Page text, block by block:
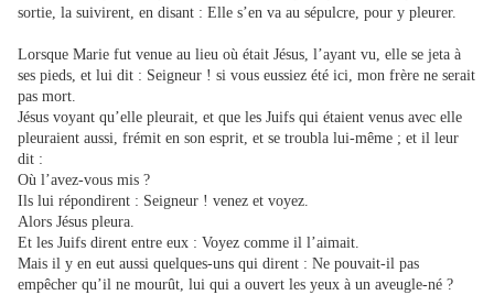
sortie, la suivirent, en disant : Elle s’en va au sépulcre, pour y pleurer.
Lorsque Marie fut venue au lieu où était Jésus, l’ayant vu, elle se jeta à
ses pieds, et lui dit : Seigneur ! si vous eussiez été ici, mon frère ne serait
pas mort.
Jésus voyant qu’elle pleurait, et que les Juifs qui étaient venus avec elle
pleuraient aussi, frémit en son esprit, et se troubla lui-même ; et il leur
dit :
Où l’avez-vous mis ?
Ils lui répondirent : Seigneur ! venez et voyez.
Alors Jésus pleura.
Et les Juifs dirent entre eux : Voyez comme il l’aimait.
Mais il y en eut aussi quelques-uns qui dirent : Ne pouvait-il pas
empêcher qu’il ne mourût, lui qui a ouvert les yeux à un aveugle-né ?